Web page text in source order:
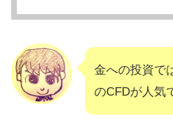
金への投資で
のCFDが人気